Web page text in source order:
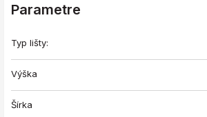
Parametre
Typ lišty:
Výška
Šírka